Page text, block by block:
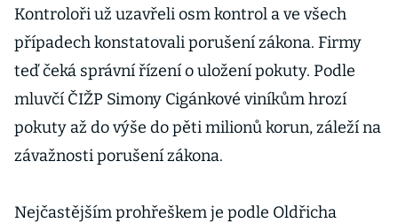
Kontroloři už uzavřeli osm kontrol a ve všech
případech konstatovali porušení zákona. Firmy
teď čeká správní řízení o uložení pokuty. Podle
mluvčí ČIŽP Simony Cigánkové viníkům hrozí
pokuty až do výše do pěti milionů korun, záleží na
závažnosti porušení zákona.
Nejčastějším prohřeškem je podle Oldřicha